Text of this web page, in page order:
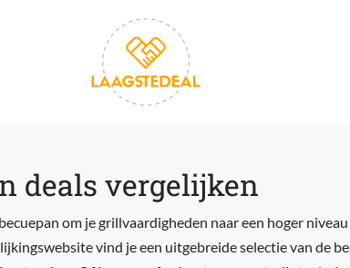
deals vergelijken
om je grillvaardigheden naar een hoger
vind je een uitgebreide selectie van de